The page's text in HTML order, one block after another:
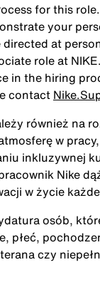
for this
your
at
role at
in the hiring
contact
również na
w
inkluzywnej
Nike
w życie
osób,
płeć,
czy